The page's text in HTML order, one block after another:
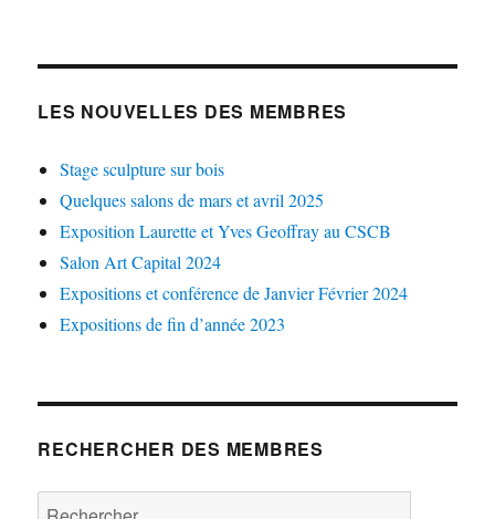
LES NOUVELLES DES MEMBRES
Stage sculpture sur bois
Quelques salons de mars et avril 2025
Exposition Laurette et Yves Geoffray au CSCB
Salon Art Capital 2024
Expositions et conférence de Janvier Février 2024
Expositions de fin d’année 2023
RECHERCHER DES MEMBRES
Rechercher :